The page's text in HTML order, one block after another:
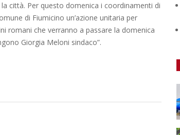
città. Per questo domenica i coordinamenti di
di Fiumicino un’azione unitaria per
romani che verranno a passare la domenica
Giorgia Meloni sindaco”.